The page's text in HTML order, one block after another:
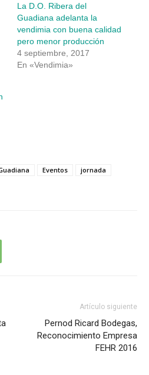
La D.O. Ribera del
Guadiana adelanta la
vendimia con buena calidad
pero menor producción
4 septiembre, 2017
En «Vendimia»
Eventos
jornada
Artículo siguiente
Pernod Ricard Bodegas,
Reconocimiento Empresa
FEHR 2016